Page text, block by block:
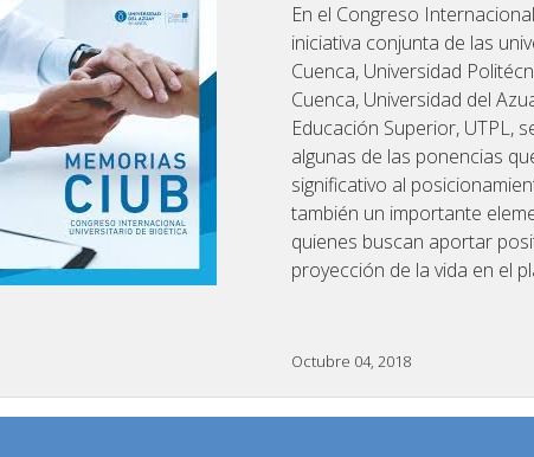
En el Congreso
iniciativa conjunta de las
Cuenca, Universidad
Cuenca, Universidad del
Educación Superior, UTPL,
algunas de las ponencias
significativo al
también un importante
quienes buscan aportar
proyección de la vida en el
Octubre 04, 2018